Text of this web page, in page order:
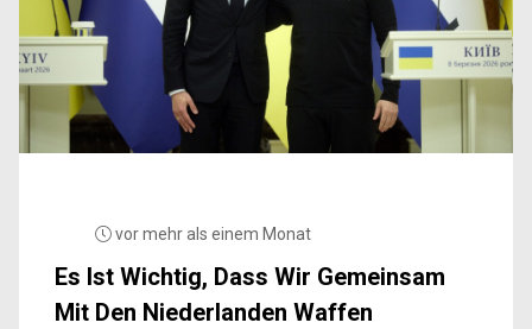
vor mehr als einem Monat
Es Ist Wichtig, Dass Wir Gemeinsam
Mit Den Niederlanden Waffen